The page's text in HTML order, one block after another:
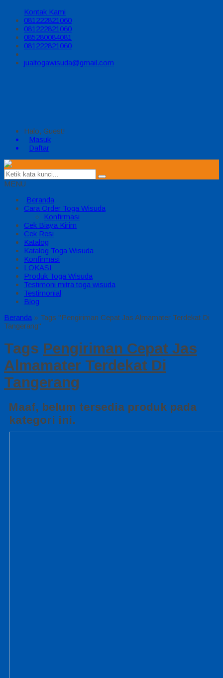
Kontak Kami
081222821060
081222821060
085280084081
081222821060
jualtogawisuda@gmail.com
Halo, Guest!
Masuk
Daftar
MENU
Beranda
Cara Order Toga Wisuda
Konfirmasi
Cek Biaya Kirim
Cek Resi
Katalog
Katalog Toga Wisuda
Konfirmasi
LOKASI
Produk Toga Wisuda
Testimoni mitra toga wisuda
Testimonial
Blog
Beranda » Tags "Pengiriman Cepat Jas Almamater Terdekat Di
Tangerang"
Tags Pengiriman Cepat Jas
Almamater Terdekat Di
Tangerang
Maaf, belum tersedia produk pada
kategori ini.